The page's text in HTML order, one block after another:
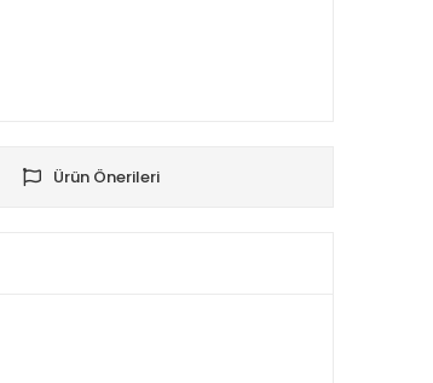
Ürün Önerileri